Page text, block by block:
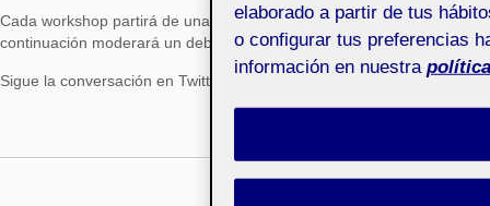
Cada workshop partirá de una ponencia ofrecida por un profesional
continuación moderará un debate entre expertos.
Sigue la conversación en Twitter con el hashtag #telspain2015
elaborado a partir de tus
o configurar tus preferencias
información en nuestra